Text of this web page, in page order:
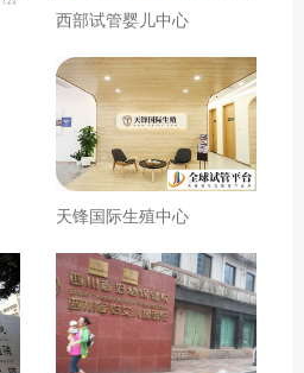
西部试管婴儿中心
天锋国际生殖中心